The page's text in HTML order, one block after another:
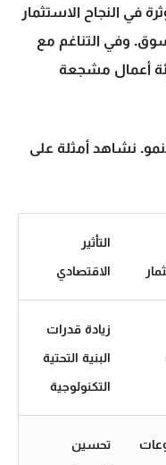
في النجاح الاستثمار
وفي التناغم مع
أعمال مشجعة
نشاهد أمثلة على
التأثير
الاقتصادي
زيادة قدرات
البنية التحتية
التكنولوجية
تحسين